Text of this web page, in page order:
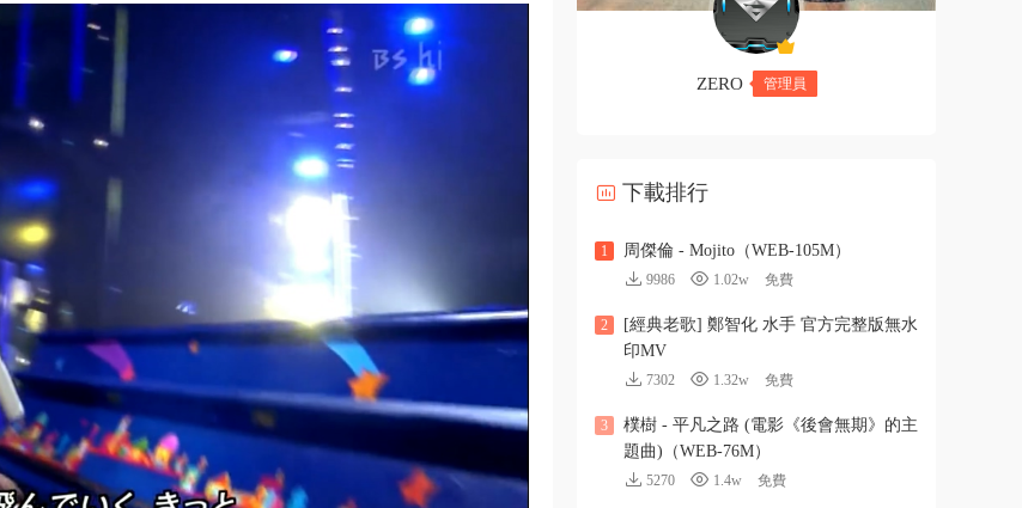
ZERO 管理員
下載排行
1 周傑倫 - Mojito（WEB-105M）
9986 1.02w 免費
2
[經典老歌] 鄭智化 水手 官方完整版無水
印MV
7302 1.32w 免費
3
樸樹 - 平凡之路 (電影《後會無期》的主
題曲)（WEB-76M）
5270 1.4w 免費